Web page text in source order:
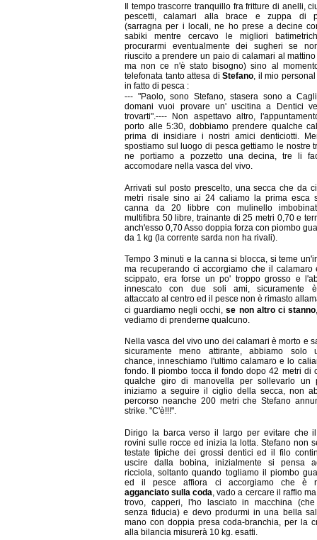
Il tempo trascorre tranquillo fra fritture di anelli,
pescetti, calamari alla brace e zuppa di
(sarragna per i locali, ne ho prese a decine
sabiki mentre cercavo le migliori
procurarmi eventualmente dei sugheri se
riuscito a prendere un paio di calamari al
ma non ce n'è stato bisogno) sino al
telefonata tanto attesa di Stefano , il mio
in fatto di pesca :
--- "Paolo, sono Stefano, stasera sono a
domani vuoi provare un' uscitina a Dentici
trovarti".---- Non aspettavo altro,
porto alle 5:30, dobbiamo prendere qualche
prima di insidiare i nostri amici denticiotti.
spostiamo sul luogo di pesca gettiamo le nostre
ne portiamo a pozzetto una decina, tre li
accomodare nella vasca del vivo.
Arrivati sul posto prescelto, una secca che da
metri risale sino ai 24 caliamo la prima esca
canna da 20 libbre con mulinello
multifibra 50 libre, trainante di 25 metri 0,70 e
anch'esso 0,70 Asso doppia forza con piombo
da 1 kg (la corrente sarda non ha rivali).
Tempo 3 minuti e la canna si blocca, si teme
ma recuperando ci accorgiamo che il calamaro
scippato, era forse un po' troppo grosso e
innescato con due soli ami, sicuramente
attaccato al centro ed il pesce non è rimasto
ci guardiamo negli occhi,se non altro ci stanno
vediamo di prenderne qualcuno.
Nella vasca del vivo uno dei calamari è morto e
sicuramente meno attirante, abbiamo solo
chance, inneschiamo l'ultimo calamaro e lo
fondo. Il piombo tocca il fondo dopo 42 metri di
qualche giro di manovella per sollevarlo un
iniziamo a seguire il ciglio della secca, non
percorso neanche 200 metri che Stefano
strike. "C'è!!!".
Dirigo la barca verso il largo per evitare che
rovini sulle rocce ed inizia la lotta. Stefano non
testate tipiche dei grossi dentici ed il filo
uscire dalla bobina, inizialmente si pensa
ricciola, soltanto quando togliamo il piombo
ed il pesce affiora ci accorgiamo che è
agganciato sulla coda, vado a cercare il raffio
trovo, capperi, l'ho lasciato in macchina
senza fiducia) e devo produrmi in una bella
mano con doppia presa coda-branchia, per la
alla bilancia misurerà 10 kg. esatti.